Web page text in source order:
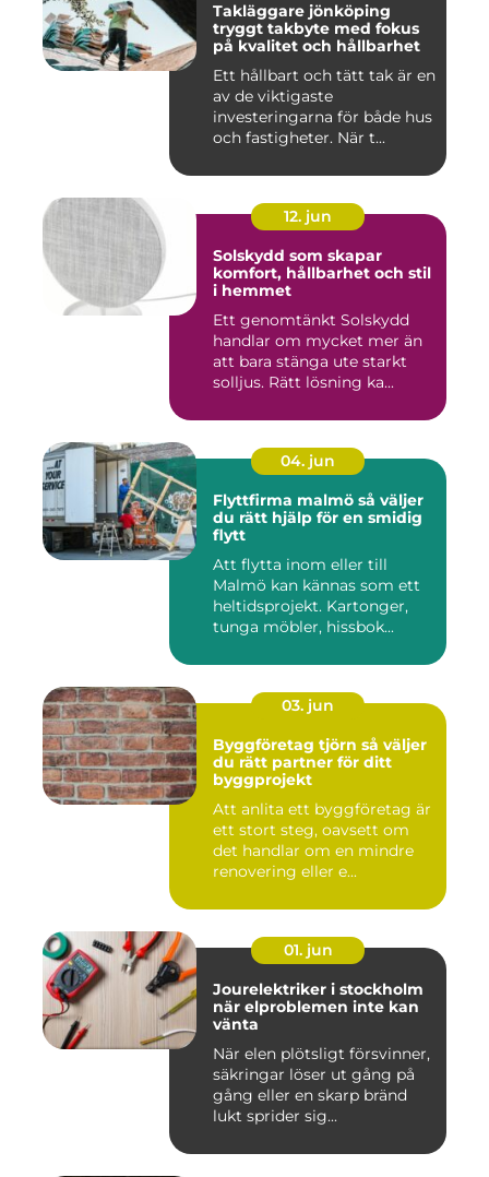
Takläggare jönköping
tryggt takbyte med fokus
på kvalitet och hållbarhet
Ett hållbart och tätt tak är en
av de viktigaste
investeringarna för både hus
och fastigheter. När t...
12. jun
Solskydd som skapar
komfort, hållbarhet och stil
i hemmet
Ett genomtänkt Solskydd
handlar om mycket mer än
att bara stänga ute starkt
solljus. Rätt lösning ka...
04. jun
Flyttfirma malmö så väljer
du rätt hjälp för en smidig
flytt
Att flytta inom eller till
Malmö kan kännas som ett
heltidsprojekt. Kartonger,
tunga möbler, hissbok...
03. jun
Byggföretag tjörn så väljer
du rätt partner för ditt
byggprojekt
Att anlita ett byggföretag är
ett stort steg, oavsett om
det handlar om en mindre
renovering eller e...
01. jun
Jourelektriker i stockholm
när elproblemen inte kan
vänta
När elen plötsligt försvinner,
säkringar löser ut gång på
gång eller en skarp bränd
lukt sprider sig...